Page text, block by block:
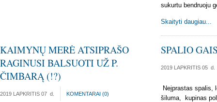
sukurtu bendruoju
Skaityti daugiau...
KAIMYNŲ MERĖ ATSIPRAŠO
RAGINUSI BALSUOTI UŽ P.
ČIMBARĄ (!?)
2019 LAPKRITIS 07 d. KOMENTARAI (0)
SPALIO
2019 LAPKRITIS 05 d.
Neįprastas spalis,
šiluma, kupinas